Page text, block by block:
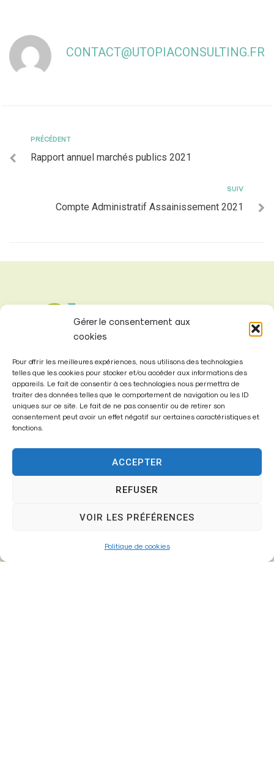
Gérer le consentement aux
cookies
Pour offrir les meilleures expériences, nous utilisons des technologies
telles que les cookies pour stocker et/ou accéder aux informations des
appareils. Le fait de consentir à ces technologies nous permettra de
traiter des données telles que le comportement de navigation ou les ID
uniques sur ce site. Le fait de ne pas consentir ou de retirer son
consentement peut avoir un effet négatif sur certaines caractéristiques et
fonctions.
ACCEPTER
REFUSER
VOIR LES PRÉFÉRENCES
Politique de cookies
CONTACT@UTOPIACONSULTING.FR
PRÉCÉDENT
Rapport annuel marchés publics 2021
SUIV
Compte Administratif Assainissement 2021
Mairie de
Fontenay-Trésigny
26 Av. du Général de Gaulle